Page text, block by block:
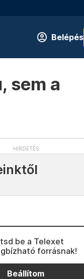
Belépés
sem a
be a Telexet
forrásnak!
Beállítom